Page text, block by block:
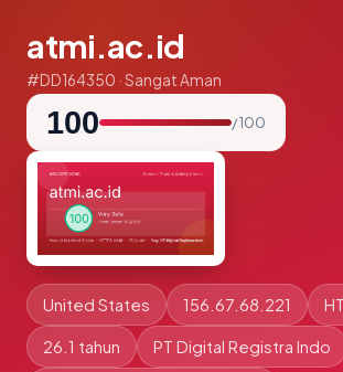
atmi.ac.id
#DD164350 · Sangat Aman
100 / 100
United States 156.67.68.221
26.1 tahun PT Digital Registra Indo